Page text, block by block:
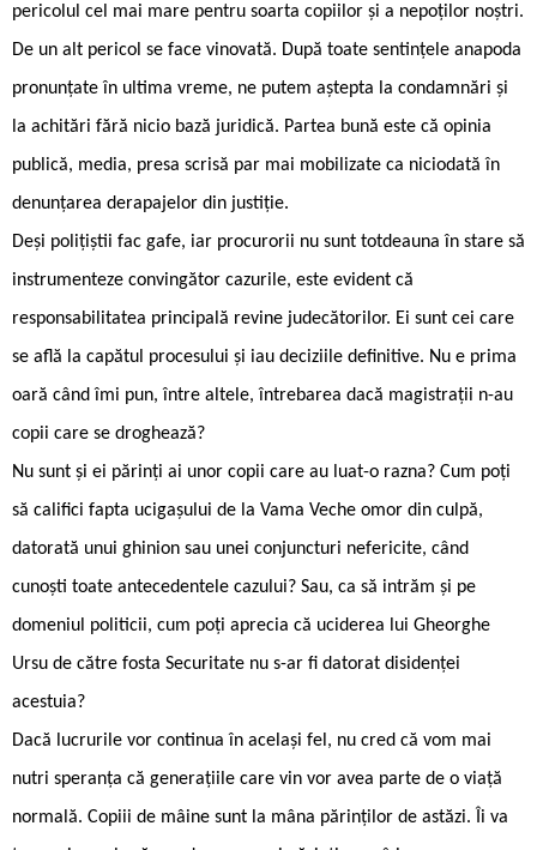
pericolul cel mai mare pentru soarta copiilor și a nepoților noștri.
De un alt pericol se face vinovată. După toate sentințele anapoda
pronunțate în ultima vreme, ne putem aștepta la condamnări și
la achitări fără nicio bază juridică. Partea bună este că opinia
publică, media, presa scrisă par mai mobilizate ca niciodată în
denunțarea derapajelor din justiție.
Deși polițiștii fac gafe, iar procurorii nu sunt totdeauna în stare să
instrumenteze convingător cazurile, este evident că
responsabilitatea principală revine judecătorilor. Ei sunt cei care
se află la capătul procesului și iau deciziile definitive. Nu e prima
oară când îmi pun, între altele, întrebarea dacă magistrații n-au
copii care se droghează?
Nu sunt și ei părinți ai unor copii care au luat-o razna? Cum poți
să califici fapta ucigașului de la Vama Veche omor din culpă,
datorată unui ghinion sau unei conjuncturi nefericite, când
cunoști toate antecedentele cazului? Sau, ca să intrăm și pe
domeniul politicii, cum poți aprecia că uciderea lui Gheorghe
Ursu de către fosta Securitate nu s-ar fi datorat disidenței
acestuia?
Dacă lucrurile vor continua în același fel, nu cred că vom mai
nutri speranța că generațiile care vin vor avea parte de o viață
normală. Copiii de mâine sunt la mâna părinților de astăzi. Îi va